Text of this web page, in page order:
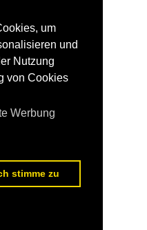
um
und
Nutzung
von Cookies
Werbung
stimme zu